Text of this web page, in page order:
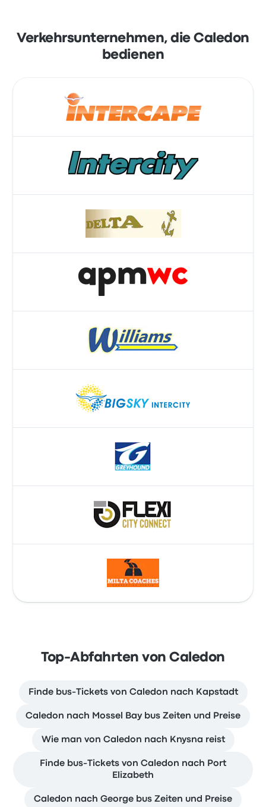
Verkehrsunternehmen, die Caledon
bedienen
Top-Abfahrten von Caledon
Finde bus-Tickets von Caledon nach Kapstadt
Caledon nach Mossel Bay bus Zeiten und Preise
Wie man von Caledon nach Knysna reist
Finde bus-Tickets von Caledon nach Port
Elizabeth
Caledon nach George bus Zeiten und Preise